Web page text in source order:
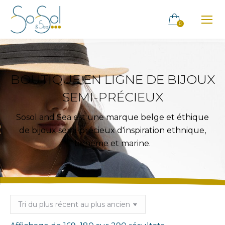
0
BOUTIQUE EN LIGNE DE BIJOUX
SEMI-PRÉCIEUX
Sosol and Sea est une marque belge et éthique
de bijoux semi-précieux d'inspiration ethnique,
bohème et marine.